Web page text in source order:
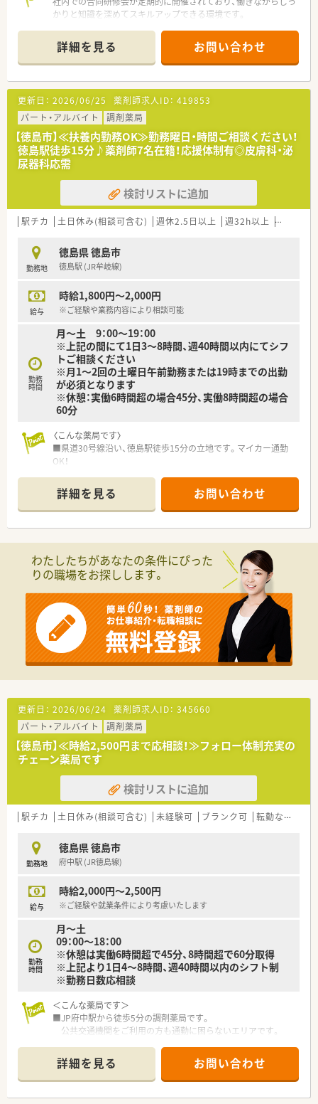
かりと知識を深めてスキルアップできる環境です。
【店舗情報と応需状況について】
■阿南駅から車で5分ほどの立地にあり、内科や小児科や外科や
消化器科の処方箋を1日50から60枚ほど応需しています。
■月曜日から金曜日は20時まで開局しており、土曜日は13時ま
での営業となっている地域密着型の調剤薬局です。
■現在は正社員1名とパート2名の薬剤師が在籍しており、地域
にお住まいの患者様へ丁寧な服薬指導を行っています。
【法人特徴について】
■県内に複数の調剤薬局を展開しており、医師からの厚い信頼と
患者様第一の姿勢で各店舗の運営を行っている法人です。
■従業員のワークライフバランスを非常に重視しており、有給休
暇の完全消化を積極的に推進している働きやすい環境です。
■調剤薬局の運営だけでなくレストラン事業も展開しており、従
業員向けの社員割引制度などの独自の特典も用意されていま
【こんな方が活躍中】
■患者様の顔と名前を覚え、常連の方々に対して丁寧かつ温かみ
す。
■自身のスキルアップに意欲的で、定期的に開催される合同研修
■仕事とプライベートのメリハリを大切にし、有給休暇や各種福
利厚生制度を上手く活用して充実した毎日を送っている方で
す。
【こんな方にオススメ】
■内科や外科や小児科など複数の診療科目を経験できるため、幅
広い知識を身につけてスキルアップしたい方におすすめです。
プデートしながら専門家として成長し続けたい方にぴったりで
す。
■扶養内での勤務やダブルワークについても相談可能な求人と
なっており、ライフスタイルに合わせた働き方が選択できます。
詳細を見る お問い合わせ
更新日： 2026/06/25 薬剤師求人ID： 419853
パート・アルバイト
調剤薬局
【徳島市】≪扶養内勤務OK≫勤務曜日・時間ご相談ください！
徳島駅徒歩15分♪薬剤師7名在籍！応援体制有◎皮膚科・泌
尿器科応需
検討リストに追加
駅チカ 土日休み(相談可含む) 週休2.5日以上 週32h以上 転勤なし
勤務地
徳島県 徳島市
徳島駅 (JR牟岐線)
給与
時給1,800円～2,000円
※ご経験や業務内容により相談可能
勤務
時間
月～土 9：00～19：00
※上記の間にて1日3～8時間、週40時間以内にてシフ
トご相談ください
※月1～2回の土曜日午前勤務または19時までの出勤
が必須となります
※休憩：実働6時間超の場合45分、実働8時間超の場合
60分
〈こんな薬局です〉
■県道30号線沿い、徳島駅徒歩15分の立地です。マイカー通勤
OK！
■パート薬剤師の方も多く、応援体制もある薬局です。子育て中
の方もお気軽にご相談ください。
〈業務内容〉
■OTCについて患者様からの相談がある際はご対応をお願いい
たします。
■日曜日には健康イベントの参加がございますが、ご勤務の際は
割増賃金にて給与支払いがございます。
〈研修制度〉
■現場の先輩薬剤師より指導を受けて頂きます。
〈法人概要〉
■徳島市内を中心に3店舗展開されています。
モットーに法人運営を行っています。
■セルフメディケーションを推進、病気にならない体づくり「予
防医学」を推奨されています。
■健康サポートへ積極的に取り組まれており、健康促進イベント
や診断機器などの導入は四国随一となります。
■他の調剤薬局に比べ、OTC販売や健康食品販売の割合も非常に
■女性が働きやすい職場作りを心掛けられており、子育て世代の
方も多く活躍されています。
■からだ測定会やお仕事体験イベントへの参加など、地域貢献に
■無菌調剤室を導入されるなど、設備投資も積極的に行っていま
す。
います。
学校薬剤師活動・徳島市夜間休日急病診療所への協力・ＢＳ（徳
島分業推進）勉強会の開催など行っています。
■より地域に密着した薬局を目指しています。
「からだ測定会」「風水セミナー」など楽しく行われています。
テレビで取材・放送されれることもあります。
〈こんな方にもおススメ〉
■予防医学にご興味のある方
■人とコミュニケーションを取ることが好きな方
などお気軽にお問い合わせください！
詳細を見る お問い合わせ
わたしたちがあなたの条件にぴった
りの職場をお探しします。
更新日： 2026/06/24 薬剤師求人ID： 345660
パート・アルバイト
調剤薬局
【徳島市】≪時給2,500円まで応相談！≫フォロー体制充実の
チェーン薬局です
検討リストに追加
駅チカ 土日休み(相談可含む) 未経験可 ブランク可 転勤なし
勤務地
徳島県 徳島市
府中駅 (JR徳島線)
給与
時給2,000円～2,500円
※ご経験や就業条件により考慮いたします
勤務
時間
月～土
09：00～18：00
※休憩は実働6時間超で45分、8時間超で60分取得
※上記より1日4～8時間、週40時間以内のシフト制
※勤務日数応相談
＜こんな薬局です＞
■JP府中駅から徒歩5分の調剤薬局です。
公共交通機関をご利用の方も通勤に困らないエリアです。
も良く広々とした店内です。
■投薬台は１台、座り投薬も可能です。
■薬剤師は常勤2名・事務員2名体制です。
■薬歴（電子）, 散剤（円盤），監査レンジを導入済しています。
詳細を見る お問い合わせ